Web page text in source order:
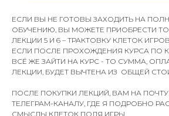
ЕСЛИ ВЫ НЕ ГОТОВЫ ЗАХОДИТЬ НА
ОБУЧЕНИЮ, ВЫ МОЖЕТЕ ПРИОБРЕСТИ
ЛЕКЦИИ 5 И 6 – ТРАКТОВКУ КЛЕТОК
ЕСЛИ ПОСЛЕ ПРОХОЖДЕНИЯ КУРСА ПО
ВСЁ ЖЕ ЗАЙТИ НА КУРС - ТО СУММА,
ЛЕКЦИИ, БУДЕТ ВЫЧТЕНА ИЗ ОБЩЕЙ
ПОСЛЕ ПОКУПКИ ЛЕКЦИЙ, ВАМ НА
ТЕЛЕГРАМ-КАНАЛУ, ГДЕ Я ПОДРОБНО
СМЫСЛЫ КЛЕТОК ПОЛЯ ИГРЫ.